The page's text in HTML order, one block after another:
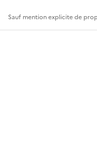
Sauf mention explicite de